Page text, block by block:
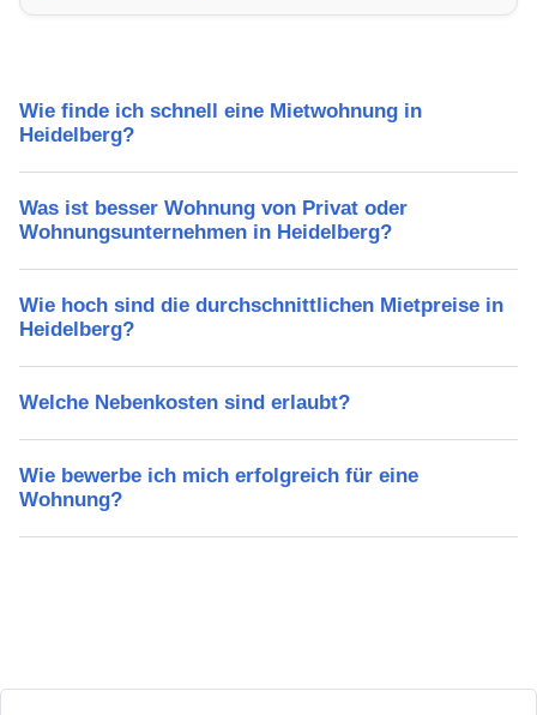
Wie finde ich schnell eine Mietwohnung in
Heidelberg?
Was ist besser Wohnung von Privat oder
Wohnungsunternehmen in Heidelberg?
Wie hoch sind die durchschnittlichen Mietpreise in
Heidelberg?
Welche Nebenkosten sind erlaubt?
Wie bewerbe ich mich erfolgreich für eine
Wohnung?